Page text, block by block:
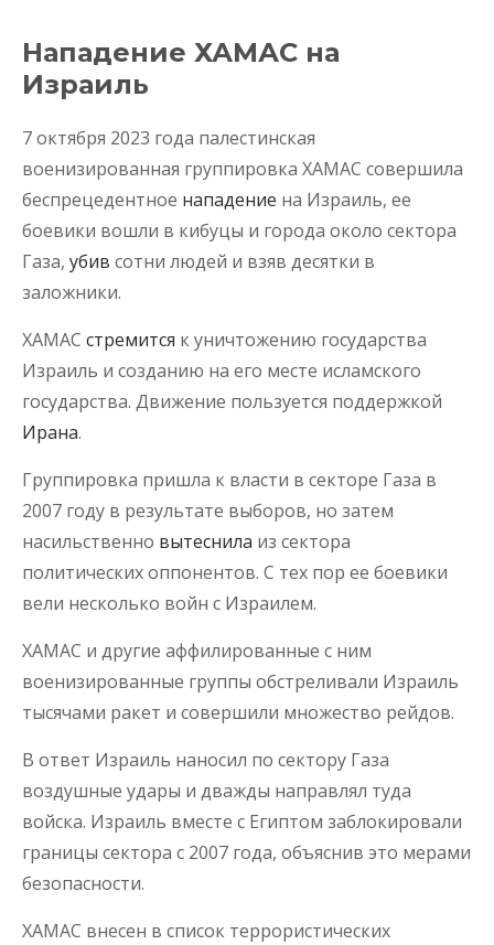
Нападение ХАМАС на
Израиль
7 октября 2023 года палестинская
военизированная группировка ХАМАС совершила
беспрецедентное нападение на Израиль, ее
боевики вошли в кибуцы и города около сектора
Газа, убив сотни людей и взяв десятки в
заложники.
ХАМАС стремится к уничтожению государства
Израиль и созданию на его месте исламского
государства. Движение пользуется поддержкой
Ирана.
Группировка пришла к власти в секторе Газа в
2007 году в результате выборов, но затем
насильственно вытеснила из сектора
политических оппонентов. С тех пор ее боевики
вели несколько войн с Израилем.
ХАМАС и другие аффилированные с ним
военизированные группы обстреливали Израиль
тысячами ракет и совершили множество рейдов.
В ответ Израиль наносил по сектору Газа
воздушные удары и дважды направлял туда
войска. Израиль вместе с Египтом заблокировали
границы сектора с 2007 года, объяснив это мерами
безопасности.
ХАМАС внесен в список террористических